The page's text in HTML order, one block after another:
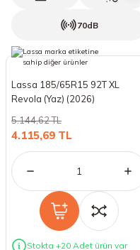
70dB
Lassa 185/65R15 92T XL
Revola (Yaz) (2026)
4.115,69 TL
5.144,62 TL
Stokta +20 Adet ürün var